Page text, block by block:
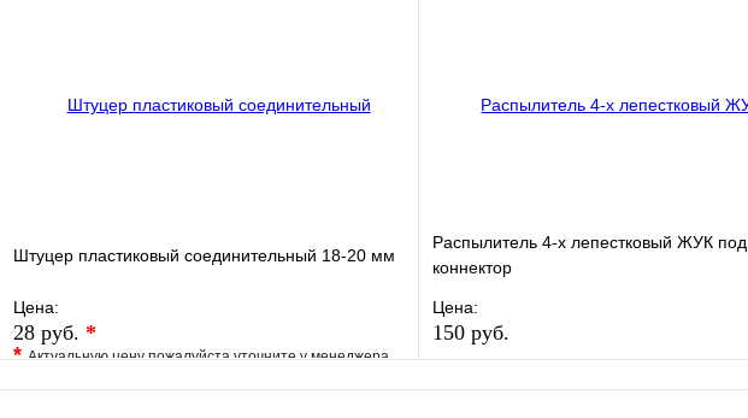
Штуцер пластиковый соединительный 18-20 мм
Цена:
28 руб. *
*Актуальную цену пожалуйста уточните у менеджера
В избранное Сравнение
Распылитель 4-х лепестковый ЖУК под
коннектор
Цена:
150 руб.